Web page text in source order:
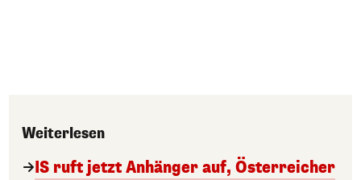
Weiterlesen
IS ruft jetzt Anhänger auf, Österreicher